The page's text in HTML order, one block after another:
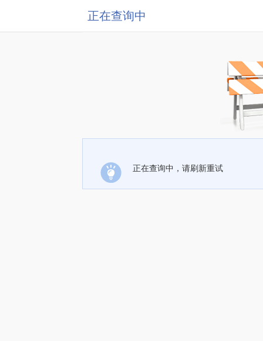
正在查询中
正在查询中，请刷新重试